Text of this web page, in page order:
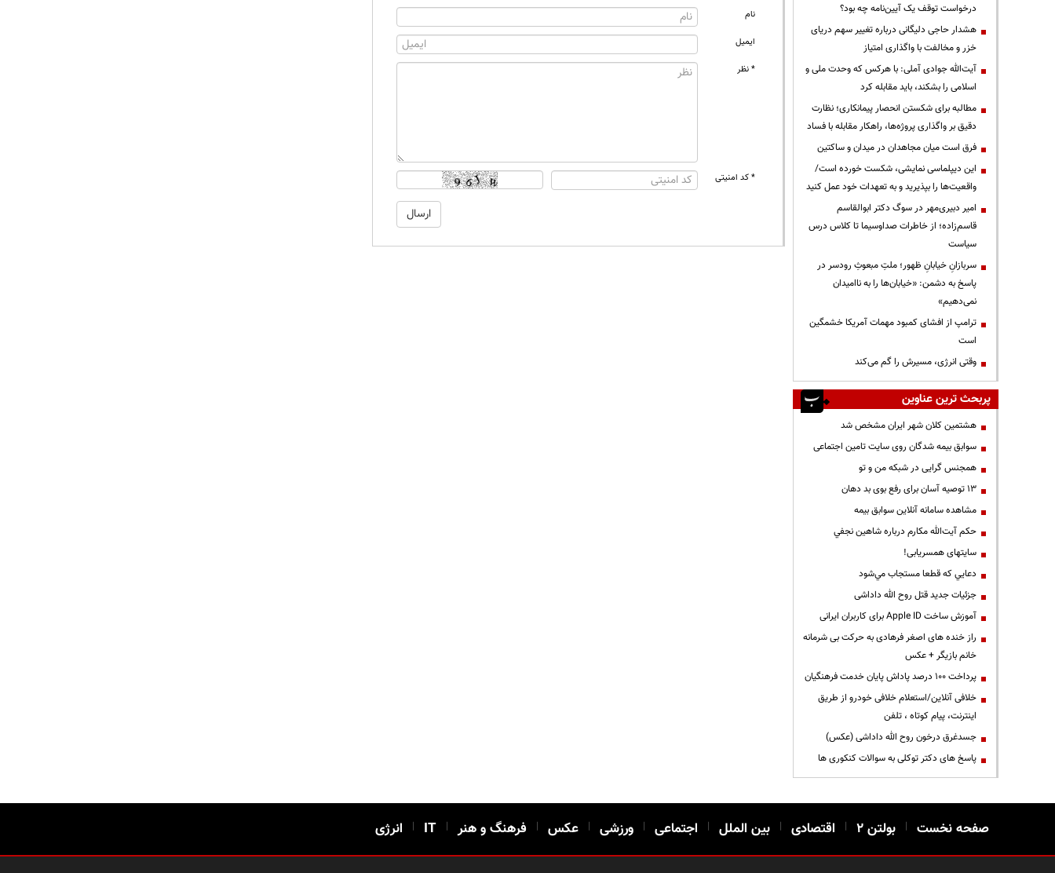
نام
ایمیل
* نظر
* کد امنیتی
درخواست توقف یک آیین‌نامه چه بود؟
هشدار حاجی دلیگانی درباره تغییر سهم دریای
خزر و مخالفت با واگذاری امتیاز
آیت‌الله جوادی آملی: با هرکس که وحدت ملی و
اسلامی را بشکند، باید مقابله کرد
مطالبه برای شکستن انحصار پیمانکاری؛ نظارت
دقیق بر واگذاری پروژه‌ها، راهکار مقابله با فساد
فرق است میان مجاهدان در میدان و ساکتین
این دیپلماسی نمایشی، شکست خورده است/
واقعیت‌ها را بپذیرید و به تعهدات خود عمل کنید
امیر دبیری‌مهر در سوگ دکتر ابوالقاسم
قاسم‌زاده؛ از خاطرات صداوسیما تا کلاس درس
سیاست
سربازانِ خیابانِ ظهور؛ ملتِ مبعوثِ رودسر در
پاسخ به دشمن: «خیابان‌ها را به ناامیدان
نمی‌دهیم»
ترامپ از افشای کمبود مهمات آمریکا خشمگین
است
وقتی انرژی، مسیرش را گم می‌کند
پربحث ترین عناوین
هشتمین کلان شهر ایران مشخص شد
سوابق بیمه شدگان روی سایت تامین اجتماعی
همجنس گرایی در شبکه من و تو
13 توصیه آسان برای رفع بوی بد دهان
مشاهده سامانه آنلاين سوابق بیمه
حكم آيت‌الله مكارم درباره شاهين نجفي
سایتهای همسریابی!
دعايي كه قطعا مستجاب مي‌شود
جزئیات جدید قتل روح الله داداشی
آموزش ساخت Apple ID برای کاربران ایرانی
راز خنده های اصغر فرهادی به حرکت بی شرمانه
خانم بازیگر + عکس
پرداخت ۱۰۰ درصد پاداش پایان خدمت فرهنگیان
خلافی آنلاین/استعلام خلافی خودرو از طریق
اینترنت، پیام کوتاه ، تلفن
جسدغرق درخون روح الله داداشی (عکس)
پاسخ های دکتر توکلی به سوالات کنکوری ها
صفحه نخست | بولتن ۲ | اقتصادی | بین الملل | اجتماعی | ورزشی | عکس | فرهنگ و هنر |
IT
| انرژی